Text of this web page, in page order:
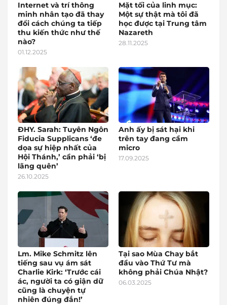
Internet và trí thông
minh nhân tạo đã thay
đổi cách chúng ta tiếp
thu kiến thức như thế
nào?
01.12.2025
Mặt tối của linh mục:
Một sự thật mà tôi đã
học được tại Trung tâm
Nazareth
28.11.2025
ĐHY. Sarah: Tuyên Ngôn
Fiducia Supplicans ‘đe
dọa sự hiệp nhất của
Hội Thánh,’ cần phải ‘bị
lãng quên’
26.10.2025
Anh ấy bị sát hại khi
trên tay đang cầm
micro
17.09.2025
Lm. Mike Schmitz lên
tiếng sau vụ ám sát
Charlie Kirk: ‘Trước cái
ác, người ta có giận dữ
cũng là chuyện tự
nhiên đúng đắn!’
Tại sao Mùa Chay bắt
đầu vào Thứ Tư mà
không phải Chúa Nhật?
06.03.2025